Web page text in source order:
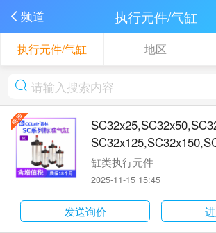
频道 执行元件/气缸
执行元件/气缸 地区
2x1000标准气缸
缸类执行元件
2025-11-15 15:45
发送询价